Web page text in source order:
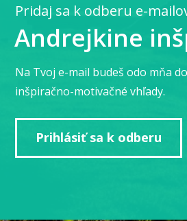
Pridaj sa k odberu e-
Andrejkine
Na Tvoj e-mail budeš odo mňa
inšpiračno-motivačné vhľady.
Prihlásiť sa k odberu